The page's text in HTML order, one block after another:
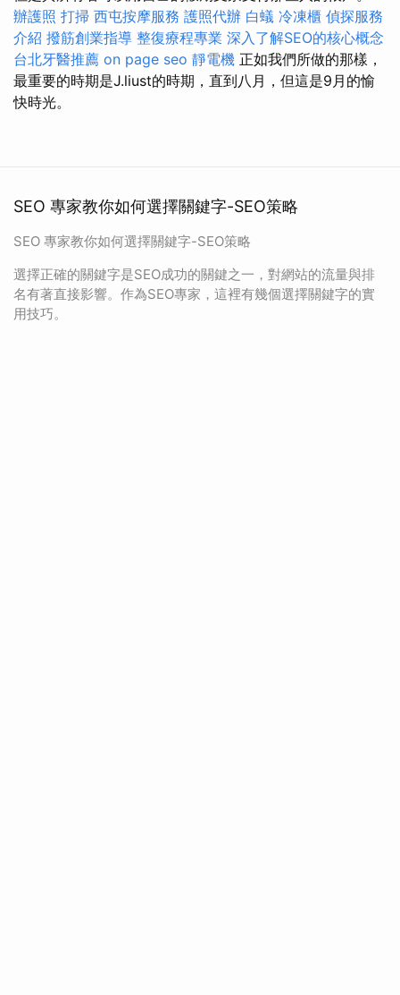
辦護照 打掃 西屯按摩服務 護照代辦 白蟻 冷凍櫃 偵探服務
介紹 撥筋創業指導 整復療程專業 深入了解SEO的核心概念
台北牙醫推薦 on page seo 靜電機 正如我們所做的那樣，
最重要的時期是J.liust的時期，直到八月，但這是9月的愉
快時光。
SEO 專家教你如何選擇關鍵字-SEO策略
SEO 專家教你如何選擇關鍵字-SEO策略
選擇正確的關鍵字是SEO成功的關鍵之一，對網站的流量與排
名有著直接影響。作為SEO專家，這裡有幾個選擇關鍵字的實
用技巧。